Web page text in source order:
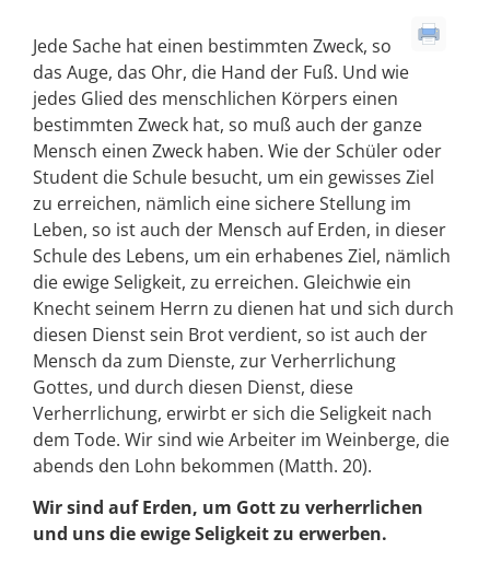
Jede Sache hat einen bestimmten Zweck, so
das Auge, das Ohr, die Hand der Fuß. Und wie
jedes Glied des menschlichen Körpers einen
bestimmten Zweck hat, so muß auch der ganze
Mensch einen Zweck haben. Wie der Schüler oder
Student die Schule besucht, um ein gewisses Ziel
zu erreichen, nämlich eine sichere Stellung im
Leben, so ist auch der Mensch auf Erden, in dieser
Schule des Lebens, um ein erhabenes Ziel, nämlich
die ewige Seligkeit, zu erreichen. Gleichwie ein
Knecht seinem Herrn zu dienen hat und sich durch
diesen Dienst sein Brot verdient, so ist auch der
Mensch da zum Dienste, zur Verherrlichung
Gottes, und durch diesen Dienst, diese
Verherrlichung, erwirbt er sich die Seligkeit nach
dem Tode. Wir sind wie Arbeiter im Weinberge, die
abends den Lohn bekommen (Matth. 20).
Wir sind auf Erden, um Gott zu verherrlichen
und uns die ewige Seligkeit zu erwerben.